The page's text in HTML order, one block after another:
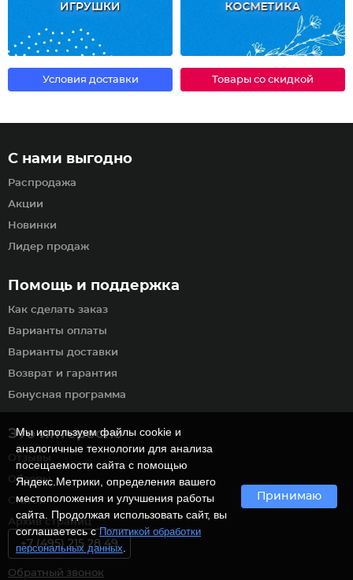
ИГРУШКИ КОСМЕТИКА
Условия доставки Товары со скидкой
Помощь и поддержка
Как сделать заказ
Варианты оплаты
Варианты доставки
Возврат и гарантия
Бонусная программа
С нами выгодно
Распродажа
Акции
Новинки
Лидер продаж
Это интересно
Отзывы
Обзоры
Статьи
Архив страниц
+7 (495) 215 28 49
Обратный звонок
Мы используем файлы cookie и
аналогичные технологии для анализа
посещаемости сайта с помощью
Яндекс.Метрики, определения вашего
местоположения и улучшения работы
сайта. Продолжая использовать сайт, вы
соглашаетесь сПолитикой обработки
персональных данных
Принимаю